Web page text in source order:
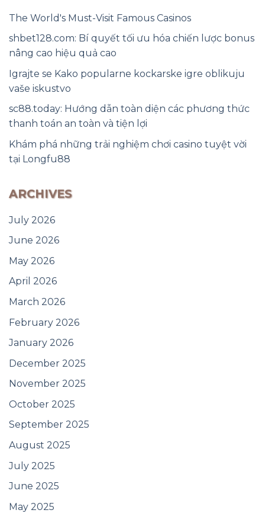
The World's Must-Visit Famous Casinos
shbet128.com: Bí quyết tối ưu hóa chiến lược bonus
nâng cao hiệu quả cao
Igrajte se Kako popularne kockarske igre oblikuju
vaše iskustvo
sc88.today: Hướng dẫn toàn diện các phương thức
thanh toán an toàn và tiện lợi
Khám phá những trải nghiệm chơi casino tuyệt vời
tại Longfu88
ARCHIVES
July 2026
June 2026
May 2026
April 2026
March 2026
February 2026
January 2026
December 2025
November 2025
October 2025
September 2025
August 2025
July 2025
June 2025
May 2025